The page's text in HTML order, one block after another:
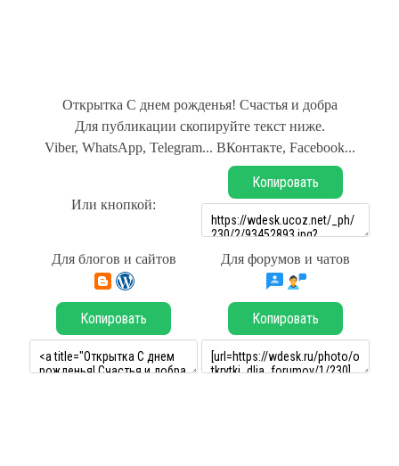
Открытка С днем рожденья! Счастья и добра
Для публикации скопируйте текст ниже.
Viber, WhatsApp, Telegram... ВКонтакте, Facebook...
Или кнопкой:
Копировать
Для блогов и сайтов Для форумов и чатов
Копировать Копировать